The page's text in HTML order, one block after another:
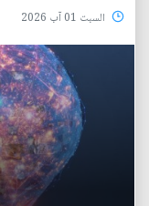
السبت 01 آب 2026